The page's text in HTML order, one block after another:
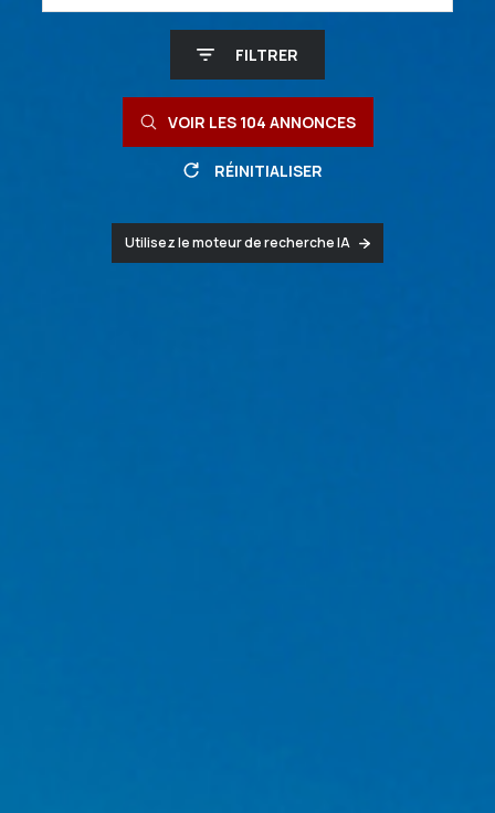
FILTRER
VOIR LES 104 ANNONCES
RÉINITIALISER
Utilisez le moteur de recherche IA